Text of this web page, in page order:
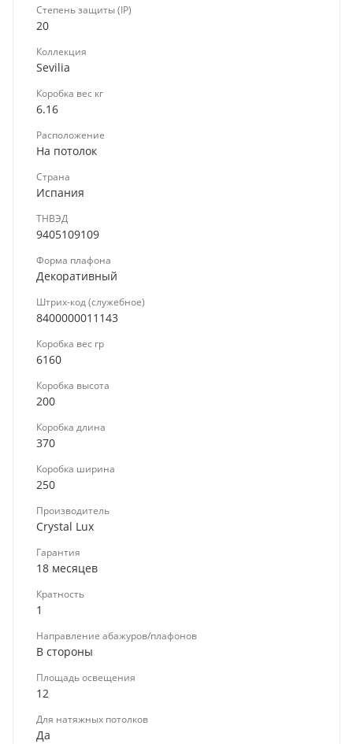
Степень защиты (IP)
20
Коллекция
Sevilia
Коробка вес кг
6.16
Расположение
На потолок
Страна
Испания
ТНВЭД
9405109109
Форма плафона
Декоративный
Штрих-код (служебное)
8400000011143
Коробка вес гр
6160
Коробка высота
200
Коробка длина
370
Коробка ширина
250
Производитель
Crystal Lux
Гарантия
18 месяцев
Кратность
1
Направление абажуров/плафонов
В стороны
Площадь освещения
12
Для натяжных потолков
Да